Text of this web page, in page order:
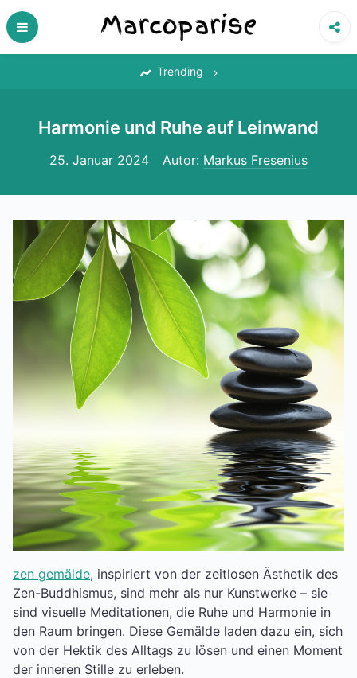
Skip
to
content
Trending
Harmonie und Ruhe auf Leinwand
25. Januar 2024 Autor: Markus Fresenius
zen gemälde, inspiriert von der zeitlosen Ästhetik des
Zen-Buddhismus, sind mehr als nur Kunstwerke – sie
sind visuelle Meditationen, die Ruhe und Harmonie in
den Raum bringen. Diese Gemälde laden dazu ein, sich
von der Hektik des Alltags zu lösen und einen Moment
der inneren Stille zu erleben.